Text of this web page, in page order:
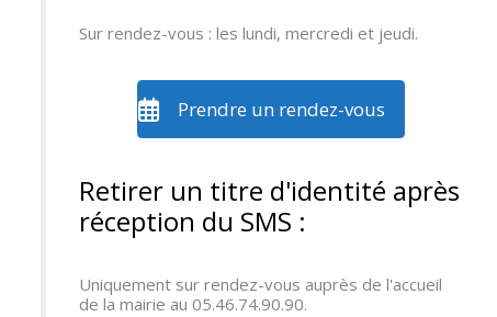
Sur rendez-vous : les lundi, mercredi et jeudi.
Prendre un rendez-vous
Retirer un titre d'identité après
réception du SMS :
Uniquement sur rendez-vous auprès de l'accueil
de la mairie au 05.46.74.90.90.